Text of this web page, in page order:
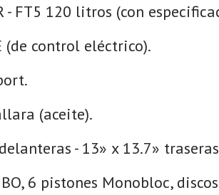
- FT5 120 litros (con
(de control eléctrico).
(aceite).
- 13» x 13.7»
6 pistones Monobloc,